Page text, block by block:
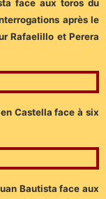
face aux toros du
après le
Rafaelillo et Perera
Castella face à six
Bautista face aux